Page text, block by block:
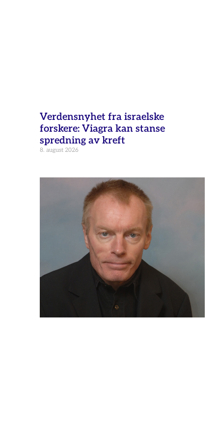
Verdensnyhet fra israelske
forskere: Viagra kan stanse
spredning av kreft
8. august 2026